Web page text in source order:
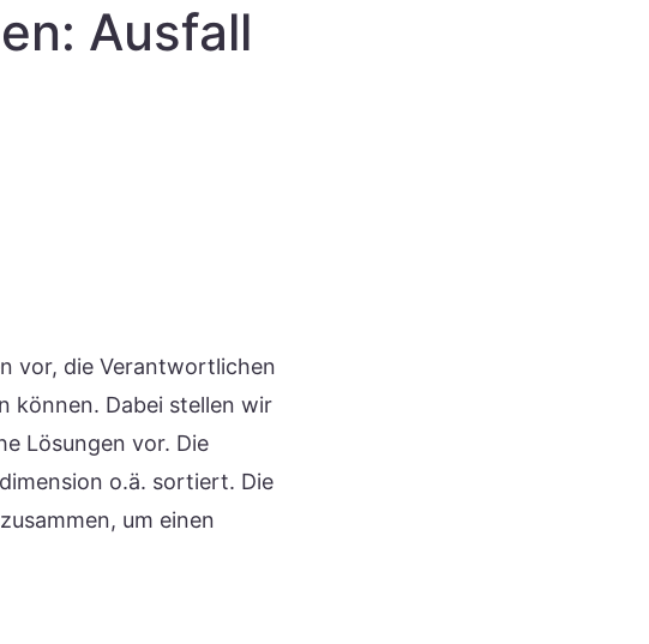
Ausfall
vor, die Verantwortlichen
können. Dabei stellen wir
Lösungen vor. Die
o.ä. sortiert. Die
um einen